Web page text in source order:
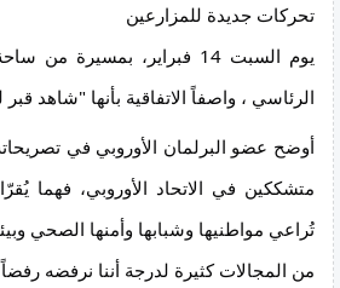
تحركات جديدة للمزارعين
يوم السبت 14 فبراير،
الرئاسي ، واصفاً الاتفاقية بأنها "شاهد
أوضح عضو البرلمان الأوروبي في
متشككين في الاتحاد الأوروبي، فهما
تُراعي مواطنيها وشبابها وأمنها الصحي
من المجالات كثيرة لدرجة أننا نرفضه